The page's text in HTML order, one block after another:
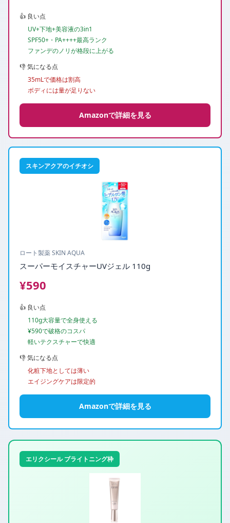
👍 良い点
UV+下地+美容液の3in1
SPF50+・PA++++最高ランク
ファンデのノリが格段に上がる
👎 気になる点
35mLで価格は割高
ボディには量が足りない
Amazonで詳細を見る
スキンアクアのイチオシ
ロート製薬 SKIN AQUA
スーパーモイスチャーUVジェル 110g
¥590
👍 良い点
110g大容量で全身使える
¥590で破格のコスパ
軽いテクスチャーで快適
👎 気になる点
化粧下地としては薄い
エイジングケアは限定的
Amazonで詳細を見る
エリクシール ブライトニング枠